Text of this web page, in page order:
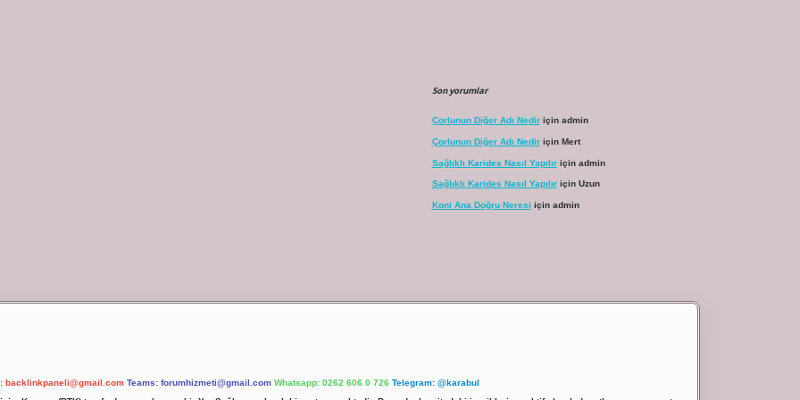
Son yorumlar
Çorlunun Diğer Adı Nediriçin admin
Çorlunun Diğer Adı Nediriçin Mert
Sağlıklı Karides Nasıl Yapılıriçin admin
Sağlıklı Karides Nasıl Yapılıriçin Uzun
Koni Ana Doğru Neresi için admin
backlinkpaneli@gmail.com Teams: forumhizmeti@gmail.com Whatsapp: 0262 606 0 726 Telegram: @karabul